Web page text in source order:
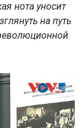
нота уносит
на путь